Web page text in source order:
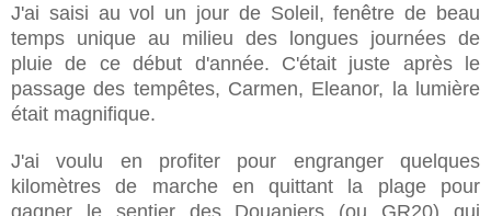
J'ai saisi au vol un jour de Soleil, fenêtre de beau
temps unique au milieu des longues journées de
pluie de ce début d'année. C'était juste après le
passage des tempêtes, Carmen, Eleanor, la lumière
était magnifique.
J'ai voulu en profiter pour engranger quelques
kilomètres de marche en quittant la plage pour
gagner le sentier des Douaniers (ou GR20) qui